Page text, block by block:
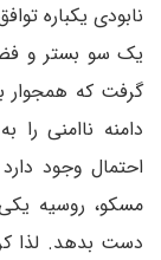
نابودی یکباره
یک سو بستر و
گرفت که همجوار
دامنه ناامنی
احتمال وجود
مسکو، روسیه
دست بدهد. لذا